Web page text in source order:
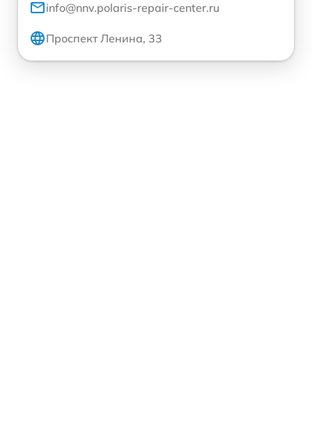
info@nnv.polaris-repair-center.ru
Проспект Ленина, 33